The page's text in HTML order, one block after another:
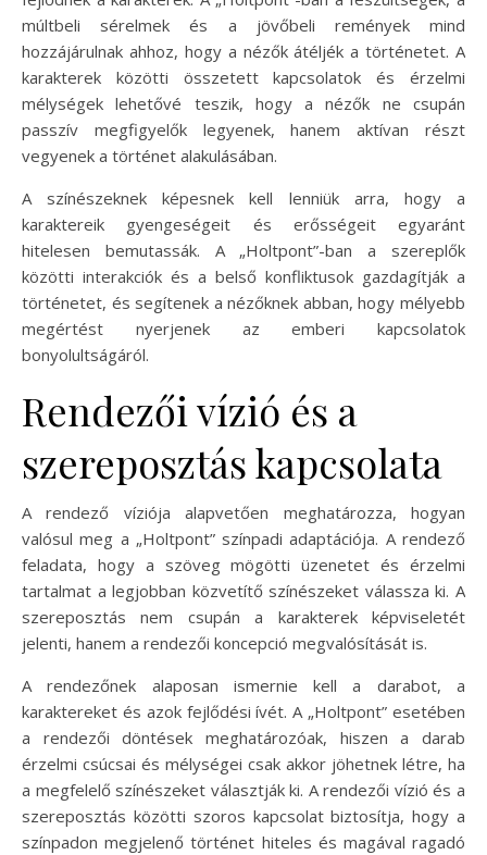
múltbeli sérelmek és a jövőbeli remények mind
hozzájárulnak ahhoz, hogy a nézők átéljék a történetet. A
karakterek közötti összetett kapcsolatok és érzelmi
mélységek lehetővé teszik, hogy a nézők ne csupán
passzív megfigyelők legyenek, hanem aktívan részt
vegyenek a történet alakulásában.
A színészeknek képesnek kell lenniük arra, hogy a
karaktereik gyengeségeit és erősségeit egyaránt
hitelesen bemutassák. A „Holtpont”-ban a szereplők
közötti interakciók és a belső konfliktusok gazdagítják a
történetet, és segítenek a nézőknek abban, hogy mélyebb
megértést nyerjenek az emberi kapcsolatok
bonyolultságáról.
Rendezői vízió és a
szereposztás kapcsolata
A rendező víziója alapvetően meghatározza, hogyan
valósul meg a „Holtpont” színpadi adaptációja. A rendező
feladata, hogy a szöveg mögötti üzenetet és érzelmi
tartalmat a legjobban közvetítő színészeket válassza ki. A
szereposztás nem csupán a karakterek képviseletét
jelenti, hanem a rendezői koncepció megvalósítását is.
A rendezőnek alaposan ismernie kell a darabot, a
karaktereket és azok fejlődési ívét. A „Holtpont” esetében
a rendezői döntések meghatározóak, hiszen a darab
érzelmi csúcsai és mélységei csak akkor jöhetnek létre, ha
a megfelelő színészeket választják ki. A rendezői vízió és a
szereposztás közötti szoros kapcsolat biztosítja, hogy a
színpadon megjelenő történet hiteles és magával ragadó